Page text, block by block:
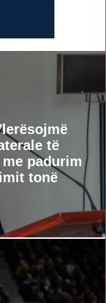
të
padurim
tonë